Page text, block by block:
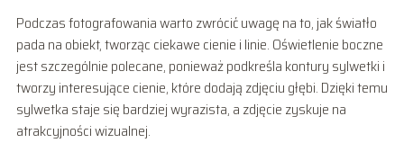
Podczas fotografowania warto zwrócić uwagę na to, jak światło
pada na obiekt, tworząc ciekawe cienie i linie. Oświetlenie boczne
jest szczególnie polecane, ponieważ podkreśla kontury sylwetki i
tworzy interesujące cienie, które dodają zdjęciu głębi. Dzięki temu
sylwetka staje się bardziej wyrazista, a zdjęcie zyskuje na
atrakcyjności wizualnej.